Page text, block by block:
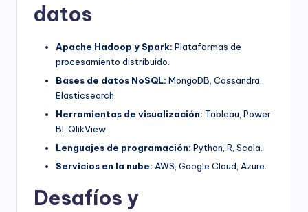
datos
Apache Hadoop y Spark: Plataformas de
procesamiento distribuido.
Bases de datos NoSQL: MongoDB, Cassandra,
Elasticsearch.
Herramientas de visualización: Tableau, Power
BI, QlikView.
Lenguajes de programación: Python, R, Scala.
Servicios en la nube: AWS, Google Cloud, Azure.
Desafíos y